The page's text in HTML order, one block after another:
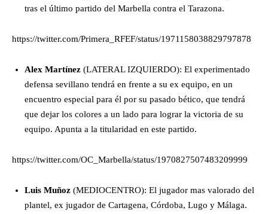
tras el último partido del Marbella contra el Tarazona.
https://twitter.com/Primera_RFEF/status/1971158038829797878
Alex Martínez (LATERAL IZQUIERDO): El experimentado
defensa sevillano tendrá en frente a su ex equipo, en un
encuentro especial para él por su pasado bético, que tendrá
que dejar los colores a un lado para lograr la victoria de su
equipo. Apunta a la titularidad en este partido.
https://twitter.com/OC_Marbella/status/1970827507483209999
Luis Muñoz (MEDIOCENTRO): El jugador mas valorado del
plantel, ex jugador de Cartagena, Córdoba, Lugo y Málaga.